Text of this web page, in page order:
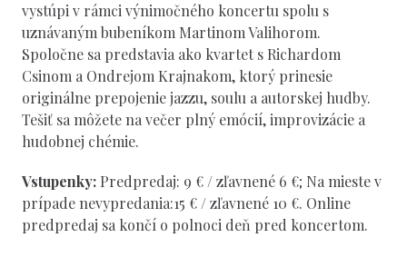
vystúpi v rámci výnimočného koncertu spolu s
uznávaným bubeníkom Martinom Valihorom.
Spoločne sa predstavia ako kvartet s Richardom
Csinom a Ondrejom Krajnakom, ktorý prinesie
originálne prepojenie jazzu, soulu a autorskej hudby.
Tešiť sa môžete na večer plný emócií, improvizácie a
hudobnej chémie.
Vstupenky: Predpredaj: 9 € / zľavnené 6 €; Na mieste v
prípade nevypredania:15 € / zľavnené 10 €. Online
predpredaj sa končí o polnoci deň pred koncertom.